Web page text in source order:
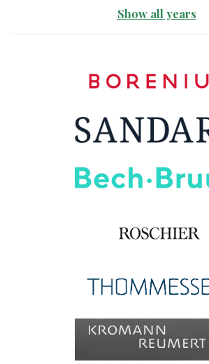
Show all years